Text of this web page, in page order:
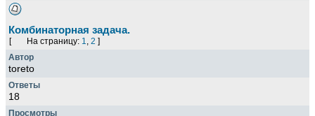
Комбинаторная задача.
[ На страницу: 1, 2 ]
toreto
18